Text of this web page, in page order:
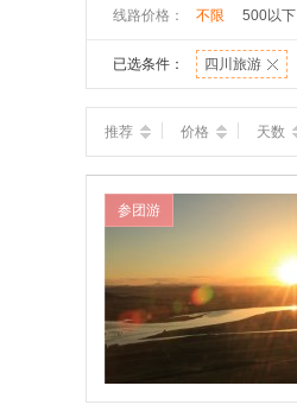
线路价格： 不限 500以下
已选条件： 四川旅游
推荐 价格 天数
参团游